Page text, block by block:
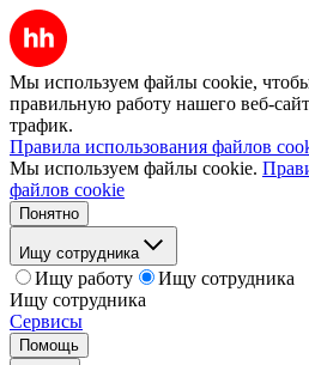
Мы используем файлы cookie,
правильную работу нашего веб-
трафик.
Правила использования файлов
Мы используем файлы cookie.
файлов cookie
Понятно
Ищу сотрудника
Ищу работу
Ищу сотрудника
Ищу сотрудника
Сервисы
Помощь